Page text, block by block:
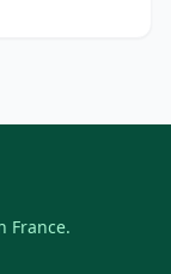
France.